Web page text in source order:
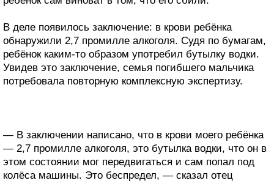
В деле появилось заключение: в крови ребёнка
обнаружили 2,7 промилле алкоголя. Судя по бумагам,
ребёнок каким-то образом употребил бутылку водки.
Увидев это заключение, семья погибшего мальчика
потребовала повторную комплексную экспертизу.
— В заключении написано, что в крови моего ребёнка
— 2,7 промилле алкоголя, это бутылка водки, что он в
этом состоянии мог передвигаться и сам попал под
колёса машины. Это беспредел, — сказал отец